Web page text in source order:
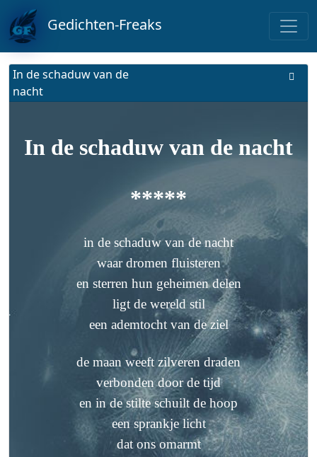
Gedichten-Freaks
In de schaduw van de
nacht
In de schaduw van de nacht
*****
in de schaduw van de nacht
waar dromen fluisteren
en sterren hun geheimen delen
ligt de wereld stil
een ademtocht van de ziel
de maan weeft zilveren draden
verbonden door de tijd
en in de stilte schuilt de hoop
een sprankje licht
dat ons omarmt